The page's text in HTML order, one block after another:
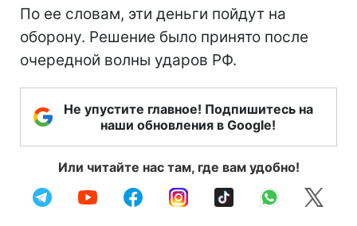
По ее словам, эти деньги пойдут на
оборону. Решение было принято после
очередной волны ударов РФ.
Не упустите главное! Подпишитесь на
наши обновления в Google!
Или читайте нас там, где вам удобно!